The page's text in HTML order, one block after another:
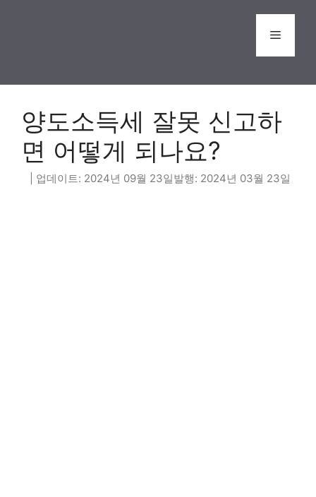
Menu
양도소득세 잘못 신고하
면 어떻게 되나요?
2024년 09월 23일 2024년 03월 23일